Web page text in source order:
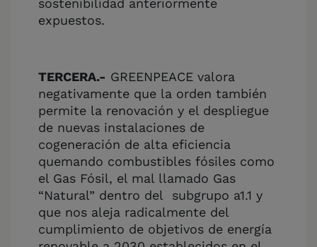
sostenibilidad anteriormente
expuestos.
TERCERA.- GREENPEACE valora
negativamente que la orden también
permite la renovación y el despliegue
de nuevas instalaciones de
cogeneración de alta eficiencia
quemando combustibles fósiles como
el Gas Fósil, el mal llamado Gas
“Natural” dentro del subgrupo a1.1 y
que nos aleja radicalmente del
cumplimiento de objetivos de energía